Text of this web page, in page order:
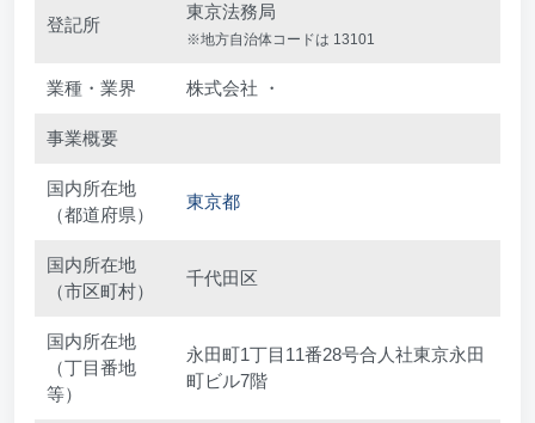
登記所
東京法務局
※地方自治体コードは 13101
業種・業界 株式会社 ・
事業概要
国内所在地
（都道府県）
東京都
国内所在地
（市区町村）
千代田区
国内所在地
（丁目番地
等）
永田町1丁目11番28号合人社東京永田
町ビル7階